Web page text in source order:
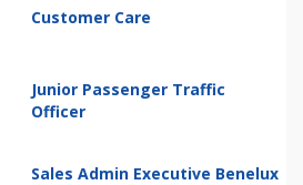
Customer Care
Junior Passenger Traffic
Officer
Sales Admin Executive Benelux